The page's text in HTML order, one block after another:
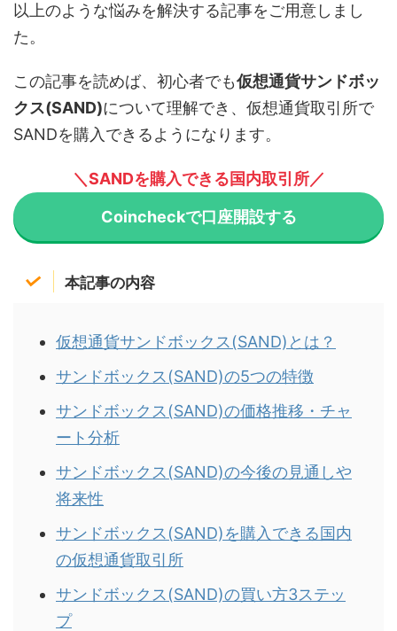
以上のような悩みを解決する記事をご用意しまし
た。
この記事を読めば、初心者でも仮想通貨サンドボッ
クス(SAND)について理解でき、仮想通貨取引所で
SANDを購入できるようになります。
＼SANDを購入できる国内取引所／
Coincheckで口座開設する
本記事の内容
仮想通貨サンドボックス(SAND)とは？
サンドボックス(SAND)の5つの特徴
サンドボックス(SAND)の価格推移・チャ
ート分析
サンドボックス(SAND)の今後の見通しや
将来性
サンドボックス(SAND)を購入できる国内
の仮想通貨取引所
サンドボックス(SAND)の買い方3ステッ
プ